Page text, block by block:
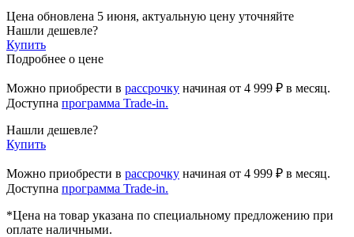
Цена обновлена 5 июня, актуальную цену уточняйте
Нашли дешевле?
Купить
Подробнее о цене
Можно приобрести в рассрочку начиная от 4 999 ₽ в месяц.
Доступна программа Trade-in.
Нашли дешевле?
Купить
Можно приобрести в рассрочку начиная от 4 999 ₽ в месяц.
Доступна программа Trade-in.
*Цена на товар указана по специальному предложению при
оплате наличными.